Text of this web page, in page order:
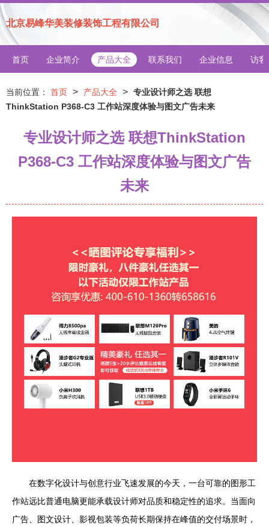
北京易峰华美装修装饰工程有限公司
首页 企业简介 产品大全 联系我们 企业信息 访客
当前位置： 首页 > 产品大全 > 专业设计师之选 联想
ThinkStation P368-C3 工作站深度体验与图文广告未来
专业设计师之选 联想ThinkStation
P368-C3 工作站深度体验与图文广告
未来
在数字化设计与创意行业飞速发展的今天，一台可靠的图形工
作站远比普通电脑更能承载设计师对品质和稳定性的追求。当面向
广告、图文设计、影视包装等负荷长期保持在峰值的交付场景时，